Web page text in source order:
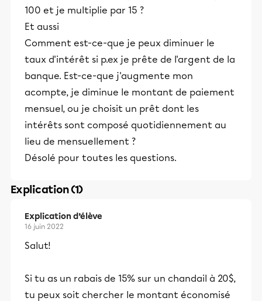
100 et je multiplie par 15 ?
Et aussi
Comment est-ce-que je peux diminuer le
taux d'intérêt si p.ex je prête de l'argent de la
banque. Est-ce-que j'augmente mon
acompte, je diminue le montant de paiement
mensuel, ou je choisit un prêt dont les
intérêts sont composé quotidiennement au
lieu de mensuellement ?
Désolé pour toutes les questions.
Explication (1)
Explication d’élève
16 juin 2022
Salut!
Si tu as un rabais de 15% sur un chandail à 20$,
tu peux soit chercher le montant économisé